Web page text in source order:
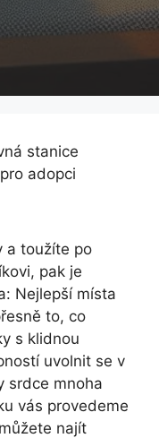
stanice
adopci
a toužíte po
pak je
Nejlepší místa
to, co
s klidnou
uvolnit se v
srdce mnoha
vás provedeme
najít